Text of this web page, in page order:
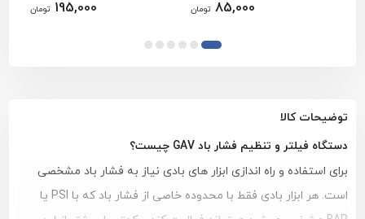
85,000 تومان 195,000 تومان
توضیحات کالا
دستگاه فیلتر و تنظیم فشار باد GAV چیست؟
برای استفاده و راه اندازی ابزار های بادی نیاز به فشار باد مشخصی
است. هر ابزار بادی فقط با محدوده خاصی از فشار باد که با PSI یا